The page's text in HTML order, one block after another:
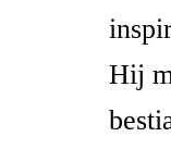
Hij